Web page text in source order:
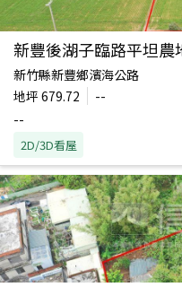
新豐後湖子臨路平坦農
新竹縣新豐鄉濱海公路
地坪 679.72
--
--
2D/3D看屋